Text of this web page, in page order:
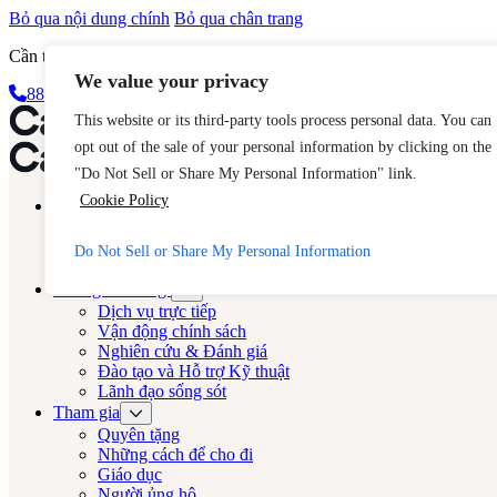
We value your privacy
This website or its third-party tools process personal data. You can
opt out of the sale of your personal information by clicking on the
"Do Not Sell or Share My Personal Information" link.
Cookie Policy
Do Not Sell or Share My Personal Information
Bỏ qua nội dung chính Bỏ qua chân trang
Cần trợ giúp ngay lập tức? Hãy gọi đến Đường dây nóng 24 giờ của
888-KEY-2-MIỄN PHÍ (888-539-2373)
Diễn viên LA
Diễn viên LA
Buôn người
Dịch vụ trực tiếp
Vận động chính sách
Nghiên cứu & Đánh giá
Đào tạo và Hỗ trợ Kỹ thuật
Lãnh đạo sống sót
Tham gia
Quyên tặng
Những cách để cho đi
Giáo dục